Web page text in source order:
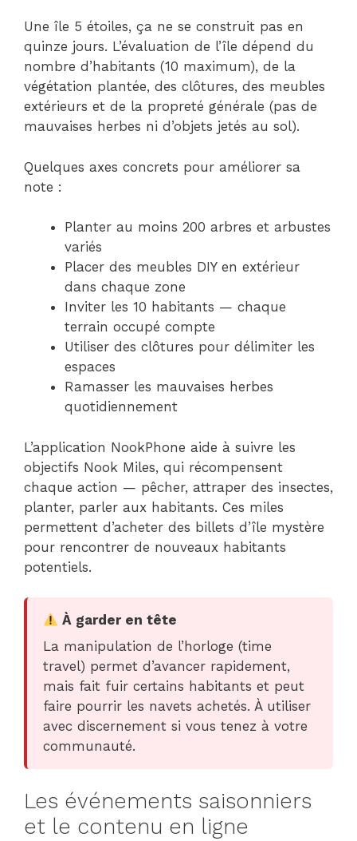
Une île 5 étoiles, ça ne se construit pas en
quinze jours. L’évaluation de l’île dépend du
nombre d’habitants (10 maximum), de la
végétation plantée, des clôtures, des meubles
extérieurs et de la propreté générale (pas de
mauvaises herbes ni d’objets jetés au sol).
Quelques axes concrets pour améliorer sa
note :
Planter au moins 200 arbres et arbustes
variés
Placer des meubles DIY en extérieur
dans chaque zone
Inviter les 10 habitants — chaque
terrain occupé compte
Utiliser des clôtures pour délimiter les
espaces
Ramasser les mauvaises herbes
quotidiennement
L’application NookPhone aide à suivre les
objectifs Nook Miles, qui récompensent
chaque action — pêcher, attraper des insectes,
planter, parler aux habitants. Ces miles
permettent d’acheter des billets d’île mystère
pour rencontrer de nouveaux habitants
potentiels.
À garder en tête
La manipulation de l’horloge (time
travel) permet d’avancer rapidement,
mais fait fuir certains habitants et peut
faire pourrir les navets achetés. À utiliser
avec discernement si vous tenez à votre
communauté.
Les événements saisonniers
et le contenu en ligne